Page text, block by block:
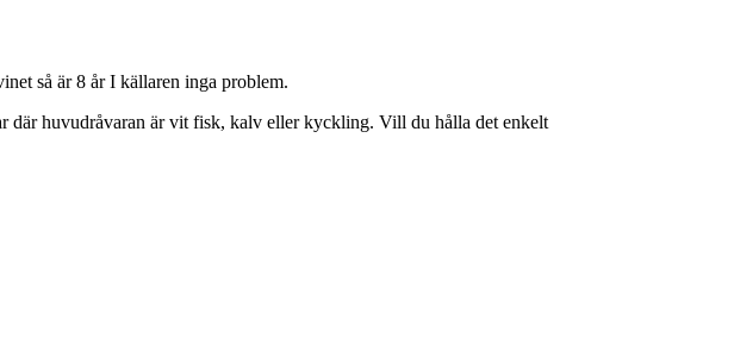
så är 8 år I källaren inga problem.
där huvudråvaran är vit fisk, kalv eller kyckling. Vill du hålla det enkelt